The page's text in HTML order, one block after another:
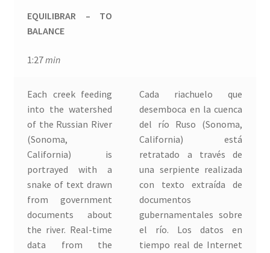
CLARE CHARNLEY & PATRICIA AZEVEDO
Irene Cruz
Javier Artero
JOHANNA REICH
José Juan Martínez
JUANMA VALENTÍN Y LUCIA LOREN
EQUILIBRAR – TO
BALANCE
1:27min
Each creek feeding
into the watershed
of the Russian River
(Sonoma,
California) is
portrayed with a
snake of text drawn
from government
documents about
the river. Real-time
data from the
Cada riachuelo que
desemboca en la cuenca
del río Ruso (Sonoma,
California) está
retratado a través de
una serpiente realizada
con texto extraída de
documentos
gubernamentales sobre
el río. Los datos en
tiempo real de Internet